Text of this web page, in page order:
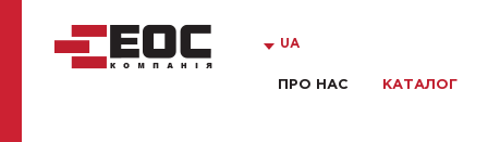
UA
ПРО НАС КАТАЛОГ